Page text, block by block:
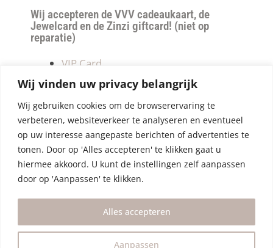
Wij vinden uw privacy belangrijk
Wij gebruiken cookies om de browserervaring te
verbeteren, websiteverkeer te analyseren en eventueel
op uw interesse aangepaste berichten of advertenties te
tonen. Door op 'Alles accepteren' te klikken gaat u
hiermee akkoord. U kunt de instellingen zelf aanpassen
door op 'Aanpassen' te klikken.
Aanpassen
Alles accepteren
Wij accepteren de VVV cadeaukaart, de
Jewelcard en de Zinzi giftcard! (niet op
reparatie)
VIP Card
Retourneren
Betalen & verzendkosten
Privacy Policy
Algemene Voorwaarden